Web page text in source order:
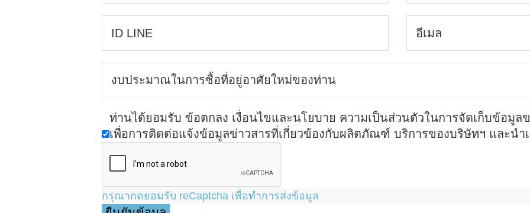
งบประมาณในการซื้อที่อยู่อาศัยใหม่ของท่าน
ท่านได้ยอมรับ ข้อตกลง เงื่อนไขและนโยบาย ความเป็นส่วนตัวในการจัดเก็บข้อมูล
เพื่อการติดต่อแจ้งข้อมูลข่าวสารที่เกี่ยวข้องกับผลิตภัณฑ์ บริการของบริษัทฯ และนำ
กรุณากดยอมรับ reCaptcha เพื่อทำการส่งข้อมูล